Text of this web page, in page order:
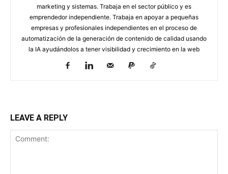
marketing y sistemas. Trabaja en el sector público y es
emprendedor independiente. Trabaja en apoyar a pequeñas
empresas y profesionales independientes en el proceso de
automatización de la generación de contenido de calidad usando
la IA ayudándolos a tener visibilidad y crecimiento en la web
LEAVE A REPLY